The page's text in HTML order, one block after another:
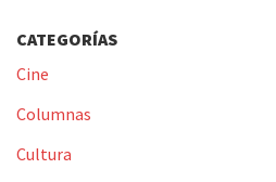
CATEGORÍAS
Cine
Columnas
Cultura